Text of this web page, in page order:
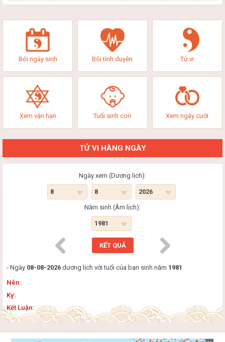
Bói ngày sinh Bói tình duyên Tử vi
Xem vận hạn Tuổi sinh con Xem ngày cưới
TỬ VI HÀNG NGÀY
Ngày xem (Dương lịch):
Năm sinh (Âm lịch):
- Ngày 08-08-2026 dương lịch với tuổi của bạn sinh năm 1981
Nên:
Kỵ:
Kết Luận: